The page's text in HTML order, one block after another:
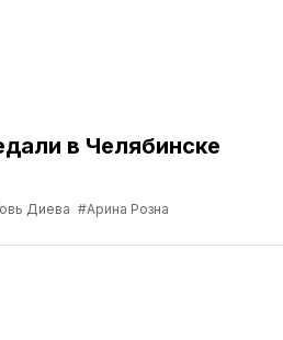
в Челябинске
Диева #Арина Розна